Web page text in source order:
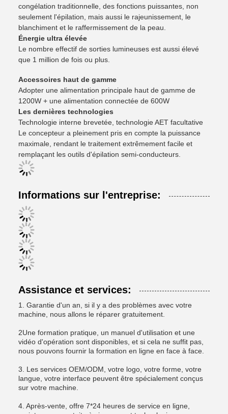
congélation traditionnelle, des fonctions puissantes, non
seulement l'épilation, mais aussi le rajeunissement, le
blanchiment et le raffermissement de la peau.
Énergie ultra élevée
Le nombre effectif de sorties lumineuses est aussi élevé
que 1 million de fois ou plus.
Accessoires haut de gamme
Adopter une alimentation principale haut de gamme de
1200W + une alimentation connectée de 600W
Les dernières technologies
Technologie interne brevetée, technologie AET facultative
Le concepteur a pleinement pris en compte la puissance
maximale, rendant le traitement extrêmement facile et
remplaçant les outils d'épilation semi-conducteurs.
Informations sur l'entreprise:
Assistance et services:
1. Garantie d'un an, si il y a des problèmes avec votre
machine, nous allons le réparer gratuitement.
2Une formation pratique, un manuel d'utilisation et une
vidéo d'opération sont disponibles, et si cela ne suffit pas,
nous pouvons fournir la formation en ligne en face à face.
3. Les services OEM/ODM, votre logo, votre forme, votre
langue, votre interface peuvent être spécialement conçus
sur votre machine.
4. Après-vente, offre 7*24 heures de service en ligne,